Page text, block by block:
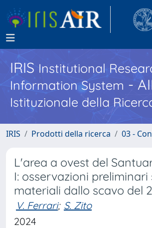
IRISInstitutional
Information System -
Istituzionale della
IRIS Prodotti della ricerca 03 -
L'area a ovest del
I: osservazioni preliminari
materiali dallo scavo del
V. Ferrari; S. Zito
2024